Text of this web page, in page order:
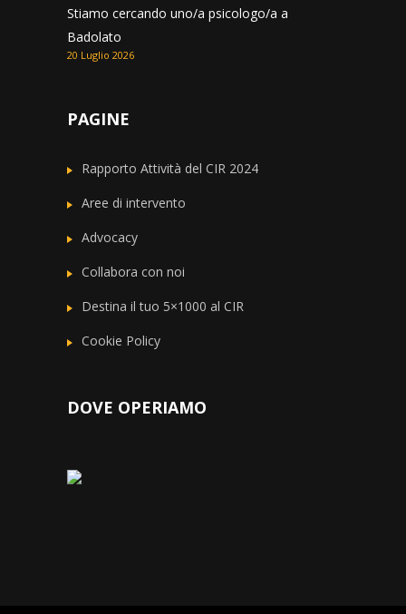
Stiamo cercando uno/a psicologo/a a
Badolato
20 Luglio 2026
PAGINE
Rapporto Attività del CIR 2024
Aree di intervento
Advocacy
Collabora con noi
Destina il tuo 5×1000 al CIR
Cookie Policy
DOVE OPERIAMO